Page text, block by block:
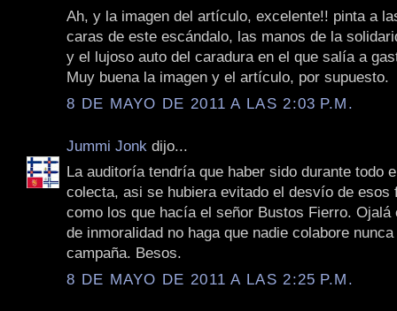
Ah, y la imagen del artículo, excelente!! pinta a
caras de este escándalo, las manos de la
y el lujoso auto del caradura en el que salía a
Muy buena la imagen y el artículo, por supuesto.
8 DE MAYO DE 2011 A LAS 2:03 P.M.
Jummi Jonk dijo...
La auditoría tendría que haber sido durante todo
colecta, asi se hubiera evitado el desvío de esos
como los que hacía el señor Bustos Fierro. Ojalá
de inmoralidad no haga que nadie colabore
campaña. Besos.
8 DE MAYO DE 2011 A LAS 2:25 P.M.